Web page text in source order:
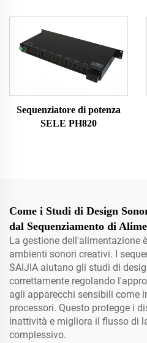
Sequenziatore di potenza
SELE PH820
Come i Studi di Design
dal Sequenziamento di
La gestione dell'alimentazione
ambienti sonori creativi. I
SAIJIA aiutano gli studi di
correttamente regolando
agli apparecchi sensibili come
processori. Questo protegge i
inattività e migliora il flusso di
complessivo.